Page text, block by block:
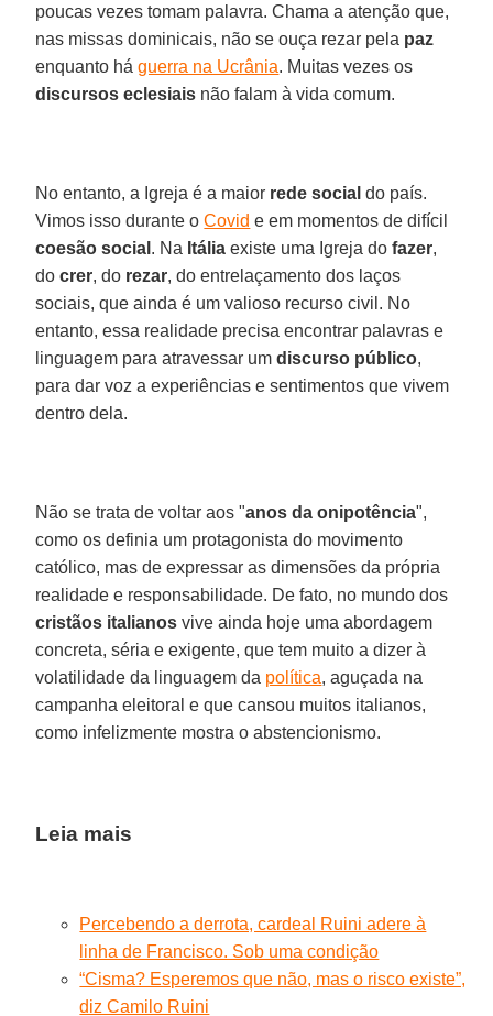
poucas vezes tomam palavra. Chama a atenção que,
nas missas dominicais, não se ouça rezar pela paz
enquanto háguerra na Ucrânia. Muitas vezes os
discursos eclesiais não falam à vida comum.
No entanto, a Igreja é a maior rede social do país.
Vimos isso durante oCovid e em momentos de difícil
coesão social . Na Itália existe uma Igreja dofazer,
docrer, do rezar, do entrelaçamento dos laços
sociais, que ainda é um valioso recurso civil. No
entanto, essa realidade precisa encontrar palavras e
linguagem para atravessar umdiscurso público,
para dar voz a experiências e sentimentos que vivem
dentro dela.
Não se trata de voltar aos "anos da onipotência",
como os definia um protagonista do movimento
católico, mas de expressar as dimensões da própria
realidade e responsabilidade. De fato, no mundo dos
cristãos italianos vive ainda hoje uma abordagem
concreta, séria e exigente, que tem muito a dizer à
volatilidade da linguagem da política, aguçada na
campanha eleitoral e que cansou muitos italianos,
como infelizmente mostra o abstencionismo.
Leia mais
Percebendo a derrota, cardeal Ruini adere à
linha de Francisco. Sob uma condição
“Cisma? Esperemos que não, mas o risco existe”,
diz Camilo Ruini